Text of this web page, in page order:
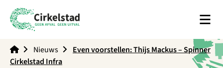
Menu
Nieuws
Even voorstellen: Thijs Mackus – Spinner
Cirkelstad Infra